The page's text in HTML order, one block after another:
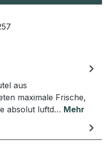
aus
maximale Frische,
absolut luftd… Mehr